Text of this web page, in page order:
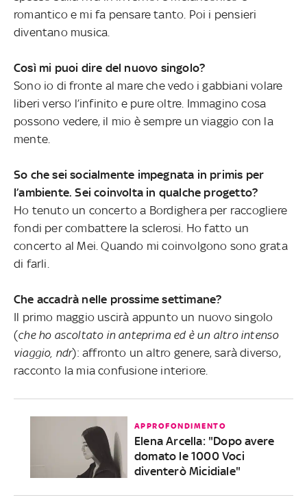
romantico e mi fa pensare tanto. Poi i pensieri
diventano musica.
Così mi puoi dire del nuovo singolo?
Sono io di fronte al mare che vedo i gabbiani volare
liberi verso l’infinito e pure oltre. Immagino cosa
possono vedere, il mio è sempre un viaggio con la
mente.
So che sei socialmente impegnata in primis per
l’ambiente. Sei coinvolta in qualche progetto?
Ho tenuto un concerto a Bordighera per raccogliere
fondi per combattere la sclerosi. Ho fatto un
concerto al Mei. Quando mi coinvolgono sono grata
di farli.
Che accadrà nelle prossime settimane?
Il primo maggio uscirà appunto un nuovo singolo
(che ho ascoltato in anteprima ed è un altro intenso
viaggio, ndr): affronto un altro genere, sarà diverso,
racconto la mia confusione interiore.
APPROFONDIMENTO
Elena Arcella: "Dopo avere
domato le 1000 Voci
diventerò Micidiale"